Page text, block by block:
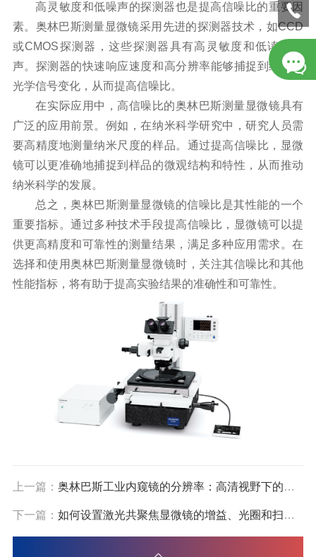
高灵敏度和低噪声的探测器也是提高信噪比的重要因
素。奥林巴斯测量显微镜采用先进的探测器技术，如CCD
或CMOS探测器，这些探测器具有高灵敏度和低读出噪
声。探测器的快速响应速度和高分辨率能够捕捉到细微的
光学信号变化，从而提高信噪比。
在实际应用中，高信噪比的奥林巴斯测量显微镜具有
广泛的应用前景。例如，在纳米科学研究中，研究人员需
要高精度地测量纳米尺度的样品。通过提高信噪比，显微
镜可以更准确地捕捉到样品的微观结构和特性，从而推动
纳米科学的发展。
总之，奥林巴斯测量显微镜的信噪比是其性能的一个
重要指标。通过多种技术手段提高信噪比，显微镜可以提
供更高精度和可靠性的测量结果，满足多种应用需求。在
选择和使用奥林巴斯测量显微镜时，关注其信噪比和其他
性能指标，将有助于提高实验结果的准确性和可靠性。
上一篇： 奥林巴斯工业内窥镜的分辨率：高清视野下的精准检测
下一篇： 如何设置激光共聚焦显微镜的增益、光圈和扫描速度